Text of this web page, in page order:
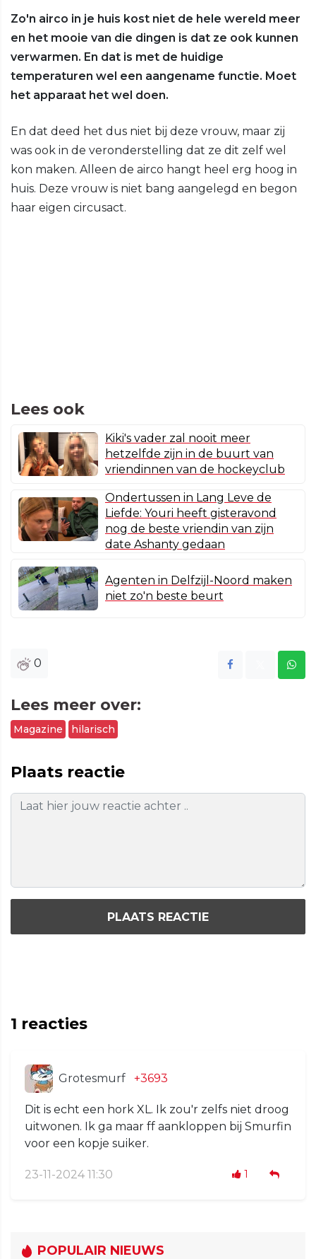
Zo'n airco in je huis kost niet de hele wereld meer
en het mooie van die dingen is dat ze ook kunnen
verwarmen. En dat is met de huidige
temperaturen wel een aangename functie. Moet
het apparaat het wel doen.
En dat deed het dus niet bij deze vrouw, maar zij
was ook in de veronderstelling dat ze dit zelf wel
kon maken. Alleen de airco hangt heel erg hoog in
huis. Deze vrouw is niet bang aangelegd en begon
haar eigen circusact.
Lees ook
Kiki's vader zal nooit meer
hetzelfde zijn in de buurt van
vriendinnen van de hockeyclub
Ondertussen in Lang Leve de
Liefde: Youri heeft gisteravond
nog de beste vriendin van zijn
date Ashanty gedaan
Agenten in Delfzijl-Noord maken
niet zo'n beste beurt
0
Lees meer over:
Magazine hilarisch
Plaats reactie
PLAATS REACTIE
1 reacties
Grotesmurf +3693
Dit is echt een hork XL. Ik zou'r zelfs niet droog
uitwonen. Ik ga maar ff aankloppen bij Smurfin
voor een kopje suiker.
23-11-2024 11:30 1
POPULAIR NIEUWS